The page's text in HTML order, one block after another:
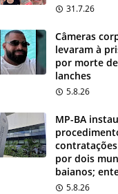
31.7.26
Câmeras
levaram à
por morte
lanches
5.8.26
MP-BA
por dois
baianos;
5.8.26